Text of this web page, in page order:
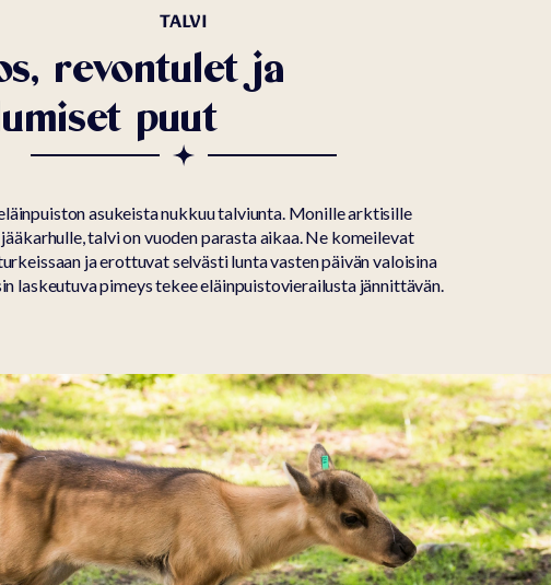
TALVI
revontulet ja
puut
asukeista nukkuu talviunta. Monille arktisille
talvi on vuoden parasta aikaa. Ne komeilevat
ja erottuvat selvästi lunta vasten päivän valoisina
laskeutuva pimeys tekee eläinpuistovierailusta jännittävän.